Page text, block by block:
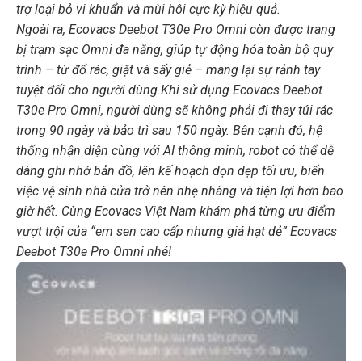
trợ loại bỏ vi khuẩn và mùi hôi cực kỳ hiệu quả.
Ngoài ra, Ecovacs Deebot T30e Pro Omni còn được trang
bị trạm sạc Omni đa năng, giúp tự động hóa toàn bộ quy
trình – từ đổ rác, giặt và sấy giẻ – mang lại sự rảnh tay
tuyệt đối cho người dùng.Khi sử dụng Ecovacs Deebot
T30e Pro Omni, người dùng sẽ không phải đi thay túi rác
trong 90 ngày và bảo trì sau 150 ngày. Bên cạnh đó, hệ
thống nhận diện cùng với AI thông minh, robot có thể dễ
dàng ghi nhớ bản đồ, lên kế hoạch dọn dẹp tối ưu, biến
việc vệ sinh nhà cửa trở nên nhẹ nhàng và tiện lợi hơn bao
giờ hết. Cùng Ecovacs Việt Nam khám phá từng ưu điểm
vượt trội của “em sen cao cấp nhưng giá hạt dẻ” Ecovacs
Deebot T30e Pro Omni nhé!